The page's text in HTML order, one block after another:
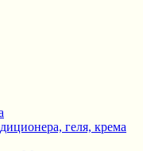
геля, крема